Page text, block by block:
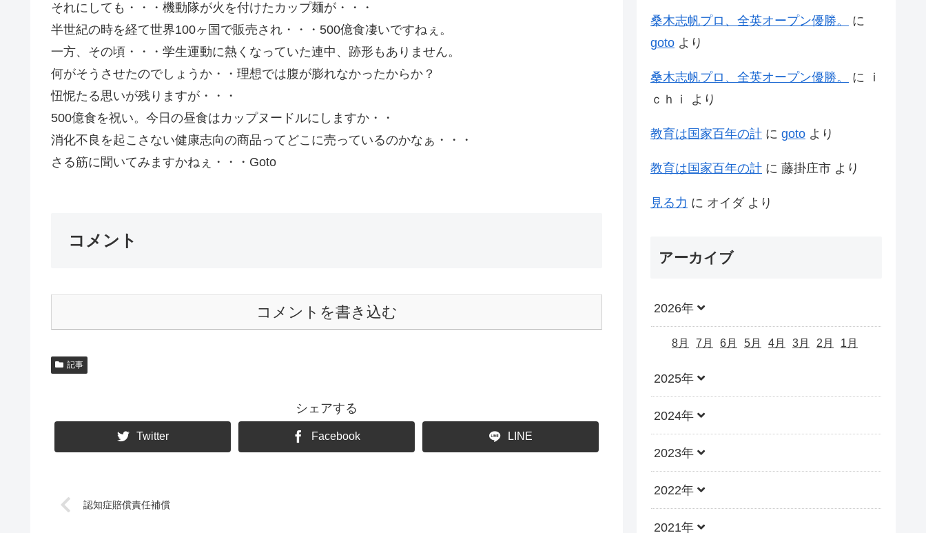
それにしても・・・機動隊が火を付けたカップ麺が・・・
半世紀の時を経て世界100ヶ国で販売され・・・500億食凄いですねぇ。
一方、その頃・・・学生運動に熱くなっていた連中、跡形もありません。
何がそうさせたのでしょうか・・理想では腹が膨れなかったからか？
忸怩たる思いが残りますが・・・
500億食を祝い。今日の昼食はカップヌードルにしますか・・
消化不良を起こさない健康志向の商品ってどこに売っているのかなぁ・・・
さる筋に聞いてみますかねぇ・・・Goto
コメント
コメントを書き込む
記事
シェアする
Twitter Facebook LINE
認知症賠償責任補償
桑木志帆プロ、全英オープン優勝。
に
goto より
桑木志帆プロ、全英オープン優勝。 に
ｉ
ｃｈｉ
より
教育は国家百年の計 に goto より
教育は国家百年の計 に 藤掛庄市 より
見る力 に オイダ より
アーカイブ
2026年
8月 7月 6月 5月 4月 3月 2月 1月
2025年
2024年
2023年
2022年
2021年